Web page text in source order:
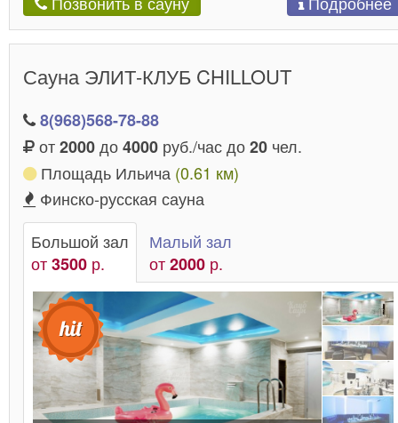
Сауна ЭЛИТ-КЛУБ CHILLOUT
8(968)568-78-88
от2000до4000 руб./час до20 чел.
Площадь Ильича (0.61 км)
Финско-русская сауна
Большой зал
от3500 р.
Малый зал
от2000 р.